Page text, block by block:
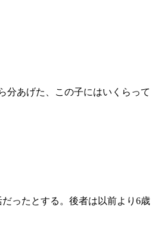
分あげた、この子にはいくらって
ったとする。後者は以前より6歳